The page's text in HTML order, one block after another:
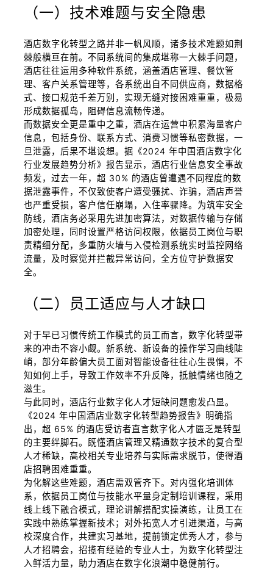
（一）技术难题与安全隐患
酒店数字化转型之路并非一帆风顺，诸多技术难题如荆
棘般横亘在前。不同系统间的集成堪称一大棘手问题，
酒店往往运用多种软件系统，涵盖酒店管理、餐饮管
理、客户关系管理等，各系统出自不同供应商，数据格
式、接口规范千差万别，实现无缝对接困难重重，极易
形成数据孤岛，阻碍信息流畅传递。
而数据安全更是重中之重，酒店在运营中积累海量客户
信息，包括身份、联系方式、消费习惯等私密数据，一
旦泄露，后果不堪设想。据《2024 年中国酒店数字化
行业发展趋势分析》报告显示，酒店行业信息安全事故
频发，过去一年，超 30% 的酒店曾遭遇不同程度的数
据泄露事件，不仅致使客户遭受骚扰、诈骗，酒店声誉
也严重受损，客户信任崩塌，入住率骤降。为筑牢安全
防线，酒店务必采用先进加密算法，对数据传输与存储
加密处理，同时设置严格访问权限，依据员工岗位与职
责精细分配，多重防火墙与入侵检测系统实时监控网络
流量，及时察觉并拦截异常访问，全方位守护数据安
全。
（二）员工适应与人才缺口
对于早已习惯传统工作模式的员工而言，数字化转型带
来的冲击不容小觑。新系统、新设备的操作学习曲线陡
峭，部分年龄偏大员工面对智能设备往往心生畏惧，不
知如何上手，导致工作效率不升反降，抵触情绪也随之
滋生。
与此同时，酒店行业数字化人才短缺问题愈发凸显。
《2024 年中国酒店业数字化转型趋势报告》明确指
出，超 65% 的酒店受访者直言数字化人才匮乏是转型
的主要绊脚石。既懂酒店管理又精通数字技术的复合型
人才稀缺，高校相关专业培养与实际需求脱节，使得酒
店招聘困难重重。
为化解这些难题，酒店需双管齐下。对内强化培训体
系，依据员工岗位与技能水平量身定制培训课程，采用
线上线下融合模式，理论讲解搭配实操演练，让员工在
实践中熟练掌握新技术；对外拓宽人才引进渠道，与高
校深度合作，共建实习基地，提前锁定优秀人才，参与
人才招聘会，招揽有经验的专业人士，为数字化转型注
入鲜活力量，助力酒店在数字化浪潮中稳健前行。